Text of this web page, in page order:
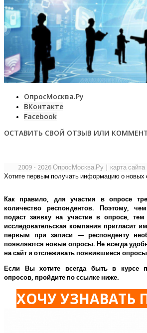
ОпросМосква.Ру
ВКонтакте
Facebook
ОСТАВИТЬ СВОЙ ОТЗЫВ ИЛИ
2009 - 2026 ОпросМосква.Ру| карта сайта|
Хотите первым получать информацию о новых
Как правило, для участия в опросе
количество респондентов. Поэтому,
подаст заявку на участие в опросе,
исследовательская компания пригласит
первым при записи — респонденту
появляются новые опросы. Не всегда
на сайт и отслеживать появившиеся
Если Вы хотите всегда быть в курсе
опросов, пройдите по ссылке ниже.
ХОЧУ УЗНАВАТЬ